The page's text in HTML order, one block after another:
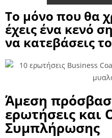
Το μόνο που θα
έχεις ένα κενό
να κατεβάσεις
Άμεση
ερωτήσεις και
Συμπλήρωσης